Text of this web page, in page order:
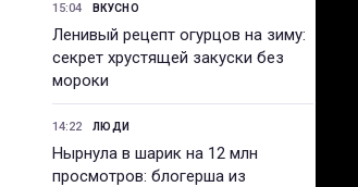
15:04 ВКУСНО
Ленивый рецепт огурцов на зиму:
секрет хрустящей закуски без
мороки
14:22 ЛЮДИ
Нырнула в шарик на 12 млн
просмотров: блогерша из